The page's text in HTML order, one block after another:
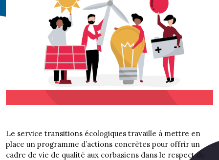
Le service transitions écologiques travaille à mettre en
place un programme d’actions concrètes pour offrir un
cadre de vie de qualité aux corbasiens dans le respect de